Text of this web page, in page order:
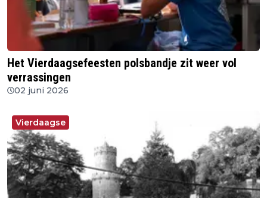
Het Vierdaagsefeesten polsbandje zit weer vol
verrassingen
02 juni 2026
Vierdaagse